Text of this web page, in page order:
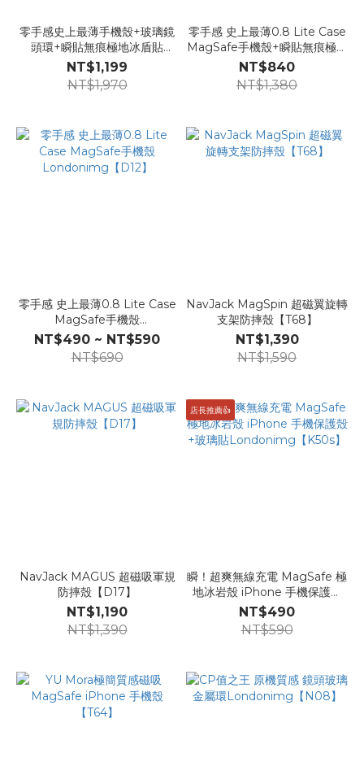
零手感史上最薄手機殼+玻璃鏡
頭環+瞬貼無痕極地冰盾貼
【GG45】
NT$1,199
NT$1,970
零手感 史上最薄0.8 Lite Case
MagSafe手機殼+瞬貼無痕極地
冰盾貼Londonimg【GG03】
NT$840
NT$1,380
零手感 史上最薄0.8 Lite Case
MagSafe手機殼
Londonimg【D12】
NT$490 ~ NT$590
NT$690
NavJack MagSpin 超磁翼旋轉
支架防摔殼【T68】
NT$1,390
NT$1,590
NavJack MAGUS 超磁吸軍規
防摔殼【D17】
NT$1,190
NT$1,390
店長推薦👍
瞬！超爽無線充電 MagSafe 極
地冰岩殼 iPhone 手機保護殼
+玻璃貼Londonimg【K50s】
NT$490
NT$590